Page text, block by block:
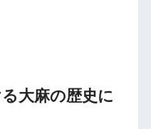
大麻の歴史に